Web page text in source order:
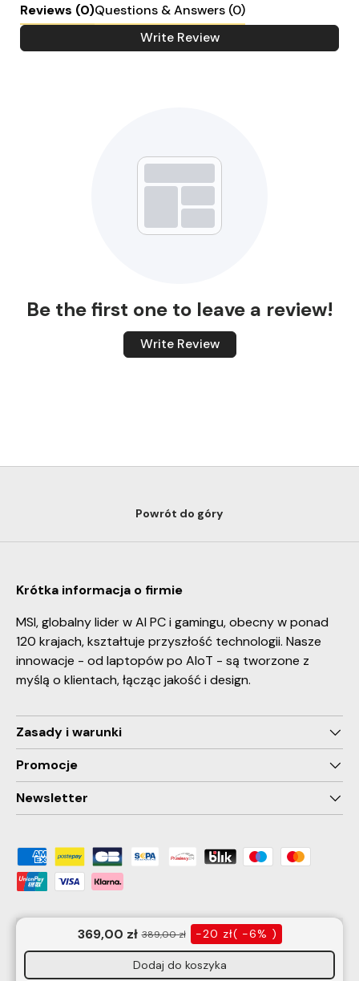
369,00 zł 389,00 zł -20 zł( -6% )
Dodaj do koszyka
Reviews (0)Questions & Answers (0)
Write Review
Be the first one to leave a review!
Write Review
Powrót do góry
Krótka informacja o firmie
MSI, globalny lider w AI PC i gamingu, obecny w ponad
120 krajach, kształtuje przyszłość technologii. Nasze
innowacje - od laptopów po AIoT - są tworzone z
myślą o klientach, łącząc jakość i design.
Zasady i warunki
Promocje
Newsletter
Payment methods accepted
Sklep online MSI | Oficjalny sklep MSI Polska